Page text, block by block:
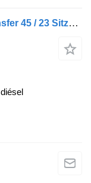
Mercedes-Benz Sprinter 517 Cdi Transfer 45 / 23 Sitze / Österreich Paket
diésel